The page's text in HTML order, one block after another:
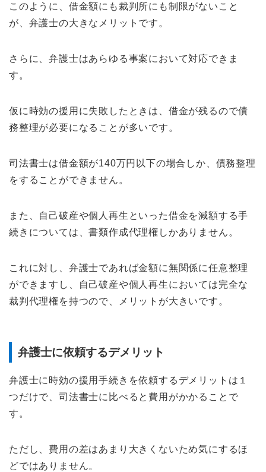
このように、借金額にも裁判所にも制限がないこと
が、弁護士の大きなメリットです。
さらに、弁護士はあらゆる事案において対応できま
す。
仮に時効の援用に失敗したときは、借金が残るので債
務整理が必要になることが多いです。
司法書士は借金額が140万円以下の場合しか、債務整理
をすることができません。
また、自己破産や個人再生といった借金を減額する手
続きについては、書類作成代理権しかありません。
これに対し、弁護士であれば金額に無関係に任意整理
ができますし、自己破産や個人再生においては完全な
裁判代理権を持つので、メリットが大きいです。
弁護士に依頼するデメリット
弁護士に時効の援用手続きを依頼するデメリットは１
つだけで、司法書士に比べると費用がかかることで
す。
ただし、費用の差はあまり大きくないため気にするほ
どではありません。